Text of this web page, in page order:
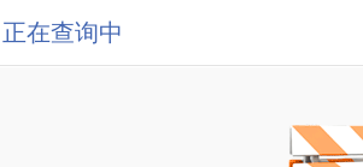
正在查询中